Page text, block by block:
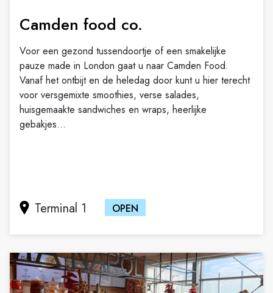
Camden food co.
Voor een gezond tussendoortje of een smakelijke
pauze made in London gaat u naar Camden Food.
Vanaf het ontbijt en de heledag door kunt u hier terecht
voor versgemixte smoothies, verse salades,
huisgemaakte sandwiches en wraps, heerlijke
gebakjes...
Terminal 1 OPEN